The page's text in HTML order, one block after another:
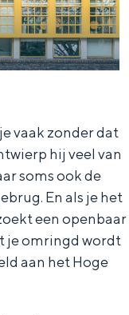
vaak zonder dat
hij veel van
soms ook de
En als je het
een openbaar
je omringd wordt
aan het Hoge